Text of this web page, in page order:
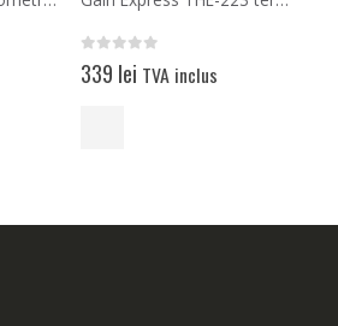
0 out of 5
339 lei TVA inclus